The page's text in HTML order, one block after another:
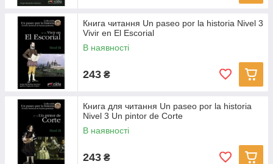
Книга читання Un paseo por la historia Nivel 3
Vivir en El Escorial
В наявності
243 ₴
Книга для читання Un paseo por la historia
Nivel 3 Un pintor de Corte
В наявності
243 ₴